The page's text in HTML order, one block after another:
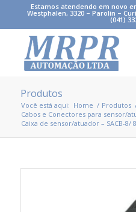
Estamos atendendo em novo
Westphalen, 3320 – Parolin –
(041)
Produtos
Você está aqui: Home / Produtos
Cabos e Conectores para sensor/
Caixa de sensor/atuador – SACB-8/